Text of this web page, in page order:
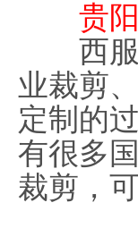
贵阳
西服
业裁剪
定制的
有很多
裁剪，